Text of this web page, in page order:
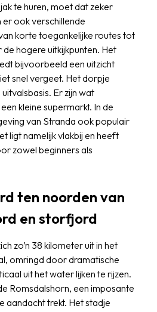
te huren, moet dat zeker
ook verschillende
korte toegankelijke routes tot
hogere uitkijkpunten. Het
bijvoorbeeld een uitzicht
snel vergeet. Het dorpje
Er zijn wat
kleine supermarkt. In de
van Stranda ook populair
ligt namelijk vlakbij en heeft
zowel beginners als
ten noorden van
en storfjord
zo’n 38 kilometer uit in het
omringd door dramatische
uit het water lijken te rijzen.
Romsdalshorn, een imposante
aandacht trekt. Het stadje